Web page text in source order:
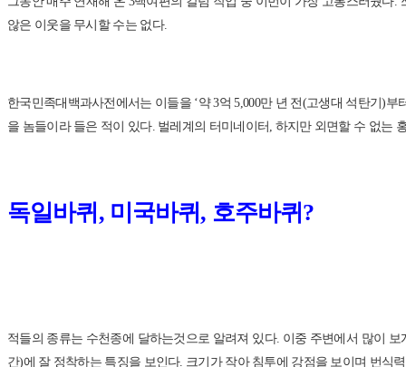
않은 이웃을 무시할 수는 없다.
한국민족대백과사전에서는 이들을 ‘약 3억 5,000만 년 전(고생대 석탄기)
을 놈들이라 들은 적이 있다. 벌레계의 터미네이터, 하지만 외면할 수 없
독일바퀴, 미국바퀴, 호주바퀴?
적들의 종류는 수천종에 달하는것으로 알려져 있다. 이중 주변에서 많이
간)에 잘 정착하는 특징을 보인다. 크기가 작아 침투에 강점을 보이며 번식